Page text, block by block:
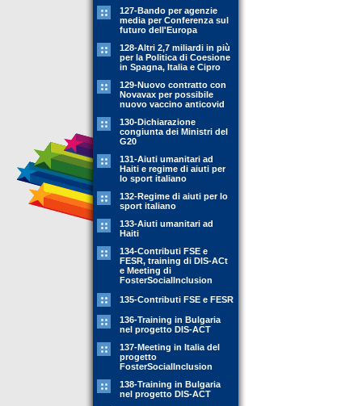
127-Bando per agenzie
media per Conferenza sul
futuro dell'Europa
128-Altri 2,7 miliardi in più
per la Politica di Coesione
in Spagna, Italia e Cipro
129-Nuovo contratto con
Novavax per possibile
nuovo vaccino anticovid
130-Dichiarazione
congiunta dei Ministri del
G20
131-Aiuti umanitari ad
Haiti e regime di aiuti per
lo sport italiano
132-Regime di aiuti per lo
sport italiano
133-Aiuti umanitari ad
Haiti
134-Contributi FSE e
FESR, training di DIS-ACt
e Meeting di
FosterSocialInclusion
135-Contributi FSE e FESR
136-Training in Bulgaria
nel progetto DIS-ACT
137-Meeting in Italia del
progetto
FosterSocialInclusion
138-Training in Bulgaria
nel progetto DIS-ACT